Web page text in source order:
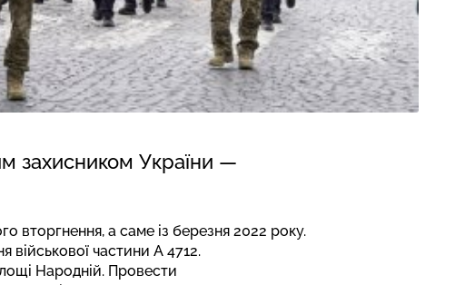
захисником України —
вторгнення, а саме із березня 2022 року.
військової частини А 4712.
Народній. Провести